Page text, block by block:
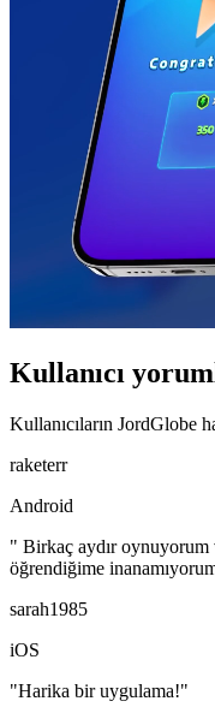
Kullanıcı
Kullanıcıların JordGlobe
raketerr
Android
" Birkaç aydır oynuyorum
öğrendiğime
sarah1985
iOS
"Harika bir uygulama!"